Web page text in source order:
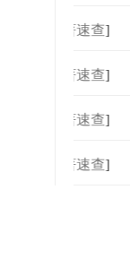
专著速查]
专著速查]
专著速查]
专著速查]